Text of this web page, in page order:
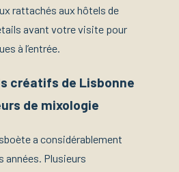
rattachés aux hôtels de
avant votre visite pour
à l’entrée.
créatifs de Lisbonne
de mixologie
a considérablement
années. Plusieurs